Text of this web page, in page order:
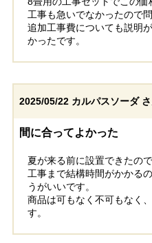
工事も急いでなかったので
追加工事費についても説明
かったです。
2025/05/22 カルパスソーダ
間に合ってよかった
夏が来る前に設置できたの
工事まで結構時間がかかる
うがいいです。
商品は可もなく不可もなく
す。